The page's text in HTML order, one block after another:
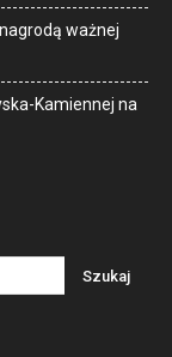
ważnej
Kamiennej na